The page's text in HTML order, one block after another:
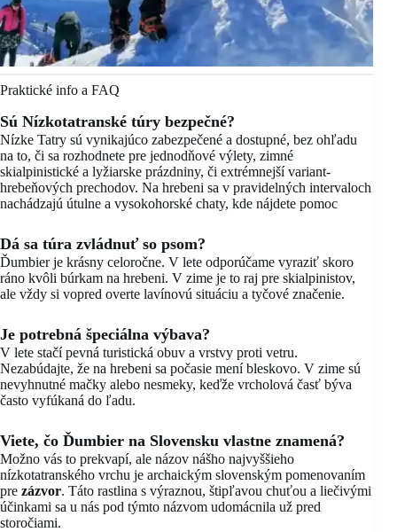
Praktické info a FAQ
Sú Nízkotatranské túry bezpečné?
Nízke Tatry sú vynikajúco zabezpečené a dostupné, bez ohľadu
na to, či sa rozhodnete pre jednodňové výlety, zimné
skialpinistické a lyžiarske prázdniny, či extrémnejší variant-
hrebeňových prechodov. Na hrebeni sa v pravidelných intervaloch
nachádzajú útulne a vysokohorské chaty, kde nájdete pomoc
Dá sa túra zvládnuť so psom?
Ďumbier je krásny celoročne. V lete odporúčame vyraziť skoro
ráno kvôli búrkam na hrebeni. V zime je to raj pre skialpinistov,
ale vždy si vopred overte lavínovú situáciu a tyčové značenie.
Je potrebná špeciálna výbava?
V lete stačí pevná turistická obuv a vrstvy proti vetru.
Nezabúdajte, že na hrebeni sa počasie mení bleskovo. V zime sú
nevyhnutné mačky alebo nesmeky, keďže vrcholová časť býva
často vyfúkaná do ľadu.
Viete, čo Ďumbier na Slovensku vlastne znamená?
Možno vás to prekvapí, ale názov nášho najvyššieho
nízkotatranského vrchu je archaickým slovenským pomenovaním
pre zázvor. Táto rastlina s výraznou, štipľavou chuťou a liečivými
účinkami sa u nás pod týmto názvom udomácnila už pred
storočiami.